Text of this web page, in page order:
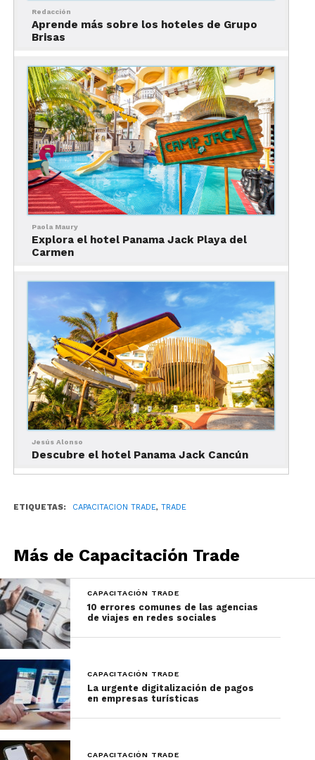
Redacción
Aprende más sobre los hoteles de Grupo
Brisas
Paola Maury
Explora el hotel Panama Jack Playa del
Carmen
Jesús Alonso
Descubre el hotel Panama Jack Cancún
ETIQUETAS: CAPACITACION TRADE, TRADE
Más de Capacitación Trade
CAPACITACIÓN TRADE
10 errores comunes de las agencias
de viajes en redes sociales
CAPACITACIÓN TRADE
La urgente digitalización de pagos
en empresas turísticas
CAPACITACIÓN TRADE